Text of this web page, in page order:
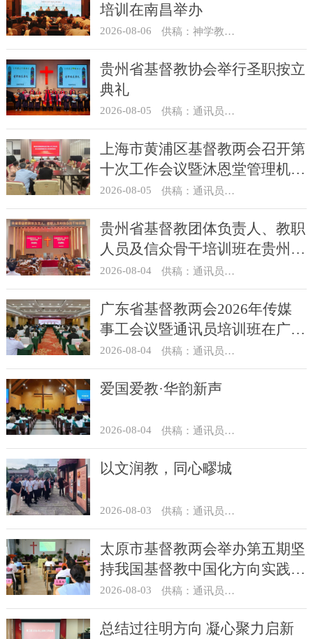
培训在南昌举办
2026-08-06 供稿：神学教育部
贵州省基督教协会举行圣职按立
典礼
2026-08-05 供稿：通讯员 杨菁
上海市黄浦区基督教两会召开第
十次工作会议暨沐恩堂管理机构
七月份联席会议
2026-08-05 供稿：通讯员 景健美
贵州省基督教团体负责人、教职
人员及信众骨干培训班在贵州圣
经学校举办
2026-08-04 供稿：通讯员 杨菁
广东省基督教两会2026年传媒
事工会议暨通讯员培训班在广州
举办
2026-08-04 供稿：通讯员 汪浩
爱国爱教·华韵新声
2026-08-04 供稿：通讯员 景健美
以文润教，同心疁城
2026-08-03 供稿：通讯员 景健美
太原市基督教两会举办第五期坚
持我国基督教中国化方向实践能
力专题培训
2026-08-03 供稿：通讯员 王建春 摄影：史爱梅
总结过往明方向 凝心聚力启新